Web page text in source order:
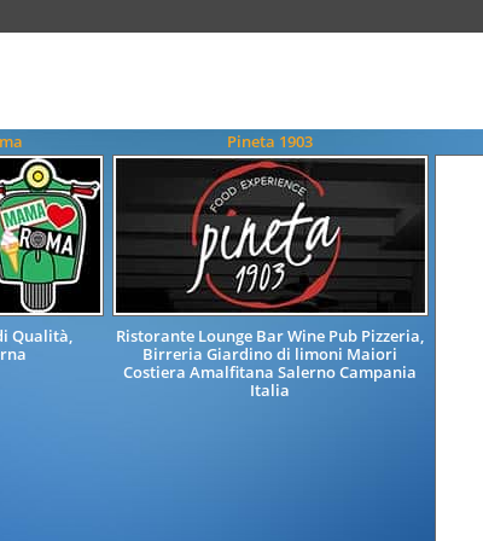
Qualità,
Pineta 1903
Ristorante Lounge Bar Wine Pub Pizzeria,
Birreria Giardino di limoni Maiori
Costiera Amalfitana Salerno Campania
Italia